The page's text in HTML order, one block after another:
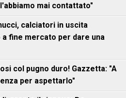
mai contattato"
calciatori in uscita
fine mercato per dare una
col pugno duro! Gazzetta: "A
per aspettarlo"